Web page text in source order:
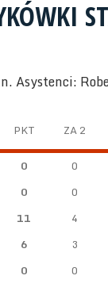
Asystenci:
PKT ZA 2
0 0
0 0
11 4
6 3
0 0